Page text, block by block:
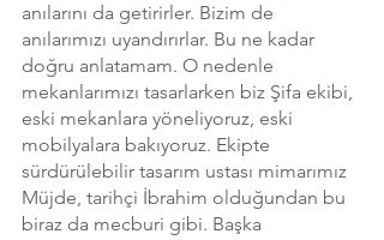
anılarını da getirirler. Bizim de
anılarımızı uyandırırlar. Bu ne kadar
doğru anlatamam. O nedenle
mekanlarımızı tasarlarken biz Şifa ekibi,
eski mekanlara yöneliyoruz, eski
mobilyalara bakıyoruz. Ekipte
sürdürülebilir tasarım ustası mimarımız
Müjde, tarihçi İbrahim olduğundan bu
biraz da mecburi gibi. Başka